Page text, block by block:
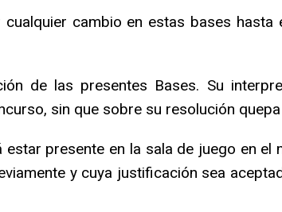
cambio en estas bases
de las presentes Bases. Su
sin que sobre su resolución
presente en la sala de juego en el
y cuya justificación sea